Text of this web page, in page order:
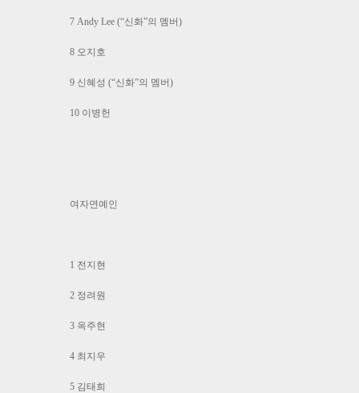
7 Andy Lee (“신화”의 멤버)
8 오지호
9 신혜성 (“신화”의 멤버)
10 이병헌
여자연예인
1 전지현
2 정려원
3 옥주현
4 최지우
5 김태희